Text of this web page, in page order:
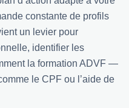
constante de profils
un levier pour
identifier les
la formation ADVF —
le CPF ou l’aide de